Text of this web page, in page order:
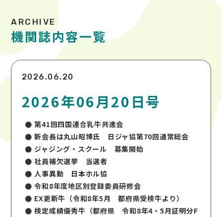
機関誌内容一覧
2026.06.20
2026年06月20日号
第41回四国連合乳牛共進会
新会長は丸山昭博氏 日ジャ協第70回通常総会
ジャジング・スクール 募集開始
社員補欠選挙 当選者
人事異動 日本ホル協
令和8年度地区別登録委員研修会
EX更新牛（令和8年5月 都府県受検牛より）
検定成績優秀牛（都府県 令和8年4・5月証明分F